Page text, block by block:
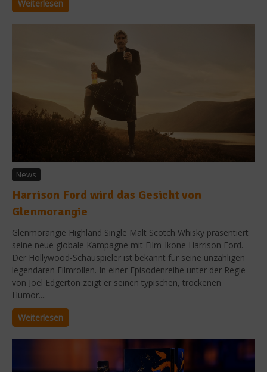
Weiterlesen
News
Harrison Ford wird das Gesicht von
Glenmorangie
Glenmorangie Highland Single Malt Scotch Whisky präsentiert
seine neue globale Kampagne mit Film-Ikone Harrison Ford.
Der Hollywood-Schauspieler ist bekannt für seine unzähligen
legendären Filmrollen. In einer Episodenreihe unter der Regie
von Joel Edgerton zeigt er seinen typischen, trockenen
Humor....
Weiterlesen